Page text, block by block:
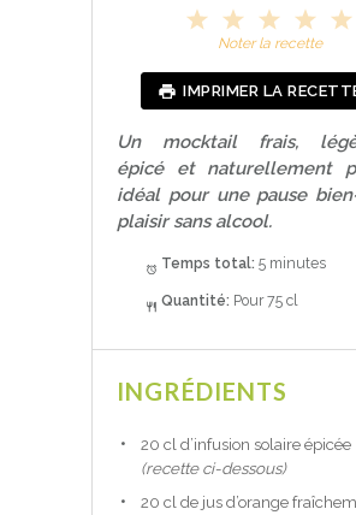
4
S
a
r
3
S
a
r
2
S
a
r
S
a
r
Noter la recette
IMPRIMER LA
Un mocktail frais,
épicé et naturellement
idéal pour une pause
plaisir sans alcool.
Temps total: 5 minutes
Quantité: Pour 75 cl
INGRÉDIENTS
20 cl d’infusion solaire épicée
(recette ci-dessous)
20 cl de jus d’orange